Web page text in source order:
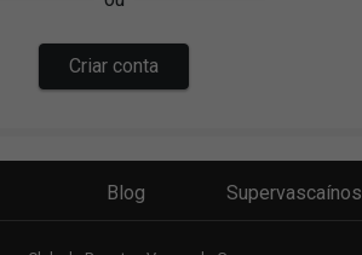
Blog Supervascaínos